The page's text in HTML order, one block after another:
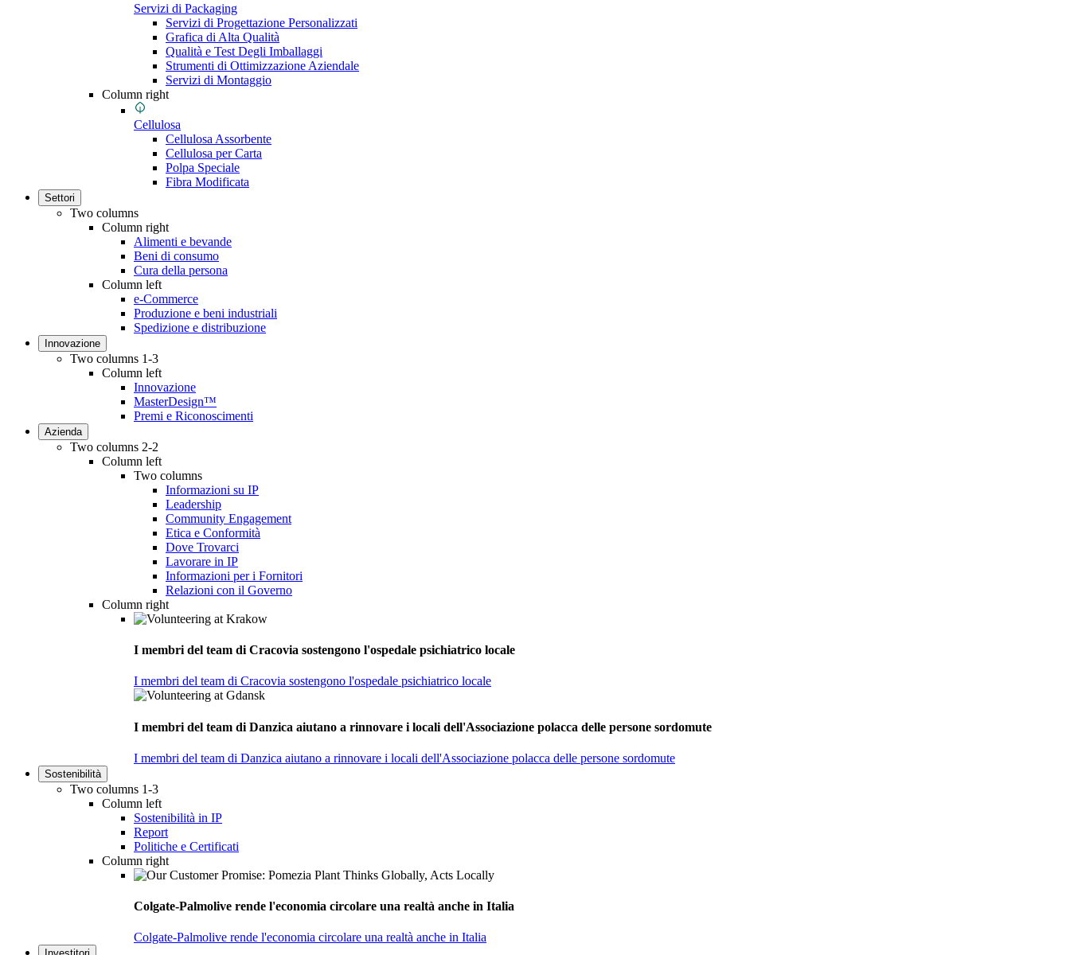
Servizi di Packaging
Servizi di Progettazione Personalizzati
Grafica di Alta Qualità
Qualità e Test Degli Imballaggi
Strumenti di Ottimizzazione Aziendale
Servizi di Montaggio
Column right
Cellulosa
Cellulosa Assorbente
Cellulosa per Carta
Polpa Speciale
Fibra Modificata
Settori
Two columns
Column right
Alimenti e bevande
Beni di consumo
Cura della persona
Column left
e-Commerce
Produzione e beni industriali
Spedizione e distribuzione
Innovazione
Two columns 1-3
Column left
Innovazione
MasterDesign™
Premi e Riconoscimenti
Azienda
Two columns 2-2
Column left
Two columns
Informazioni su IP
Leadership
Community Engagement
Etica e Conformità
Dove Trovarci
Lavorare in IP
Informazioni per i Fornitori
Relazioni con il Governo
Column right
I membri del team di Cracovia sostengono l'ospedale psichiatrico locale
I membri del team di Cracovia sostengono l'ospedale psichiatrico locale
I membri del team di Danzica aiutano a rinnovare i locali dell'Associazione polacca delle persone sordomute
I membri del team di Danzica aiutano a rinnovare i locali dell'Associazione polacca delle persone sordomute
Sostenibilità
Two columns 1-3
Column left
Sostenibilità in IP
Report
Politiche e Certificati
Column right
Colgate-Palmolive rende l'economia circolare una realtà anche in Italia
Colgate-Palmolive rende l'economia circolare una realtà anche in Italia